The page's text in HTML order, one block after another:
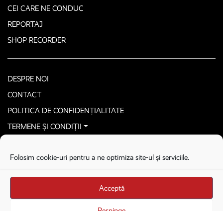
Folosim cookie-uri pentru a ne optimiza site-ul și serviciile.
Acceptă
CEI CARE NE CONDUC
REPORTAJ
SHOP RECORDER
DESPRE NOI
CONTACT
POLITICA DE CONFIDENȚIALITATE
TERMENE ȘI CONDIȚII
Stega creative
Brandul Recorder e operat de Asociația Recorder Community, sub licența SC